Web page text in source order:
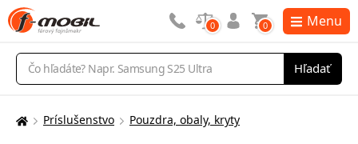
Vyhľadávanie
Hľadať
0 0 Menu
Tu
Príslušenstvo Pouzdra, obaly, kryty